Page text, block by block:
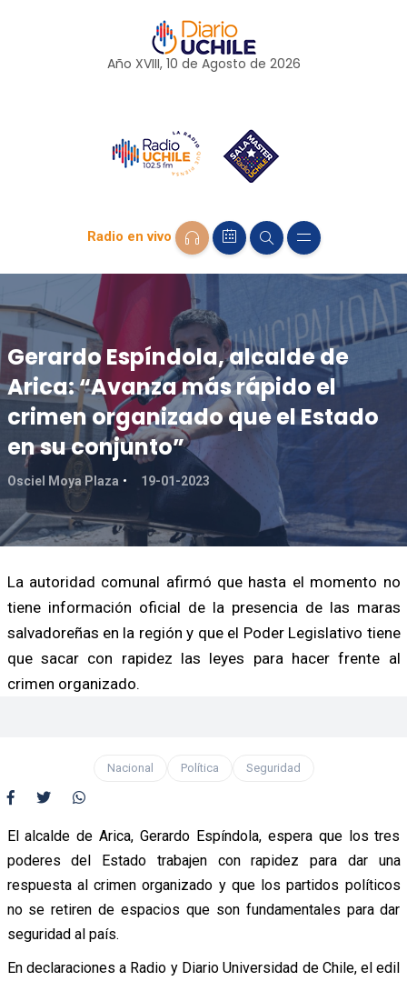
Año XVIII, 10 de Agosto de 2026
Radio en vivo
Gerardo Espíndola, alcalde de
Arica: “Avanza más rápido el
crimen organizado que el Estado
en su conjunto”
Osciel Moya Plaza 19-01-2023
La autoridad comunal afirmó que hasta el momento no
tiene información oficial de la presencia de las maras
salvadoreñas en la región y que el Poder Legislativo tiene
que sacar con rapidez las leyes para hacer frente al
crimen organizado.
Nacional Política Seguridad
El alcalde de Arica, Gerardo Espíndola, espera que los tres
poderes del Estado trabajen con rapidez para dar una
respuesta al crimen organizado y que los partidos políticos
no se retiren de espacios que son fundamentales para dar
seguridad al país.
En declaraciones a Radio y Diario Universidad de Chile, el edil